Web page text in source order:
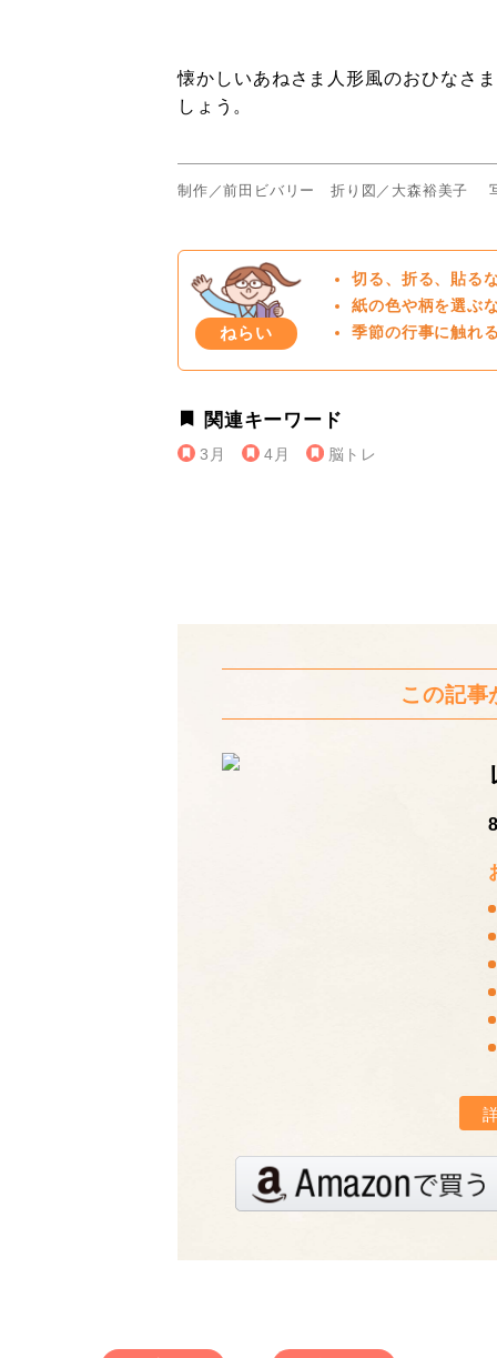
懐かしいあねさま人形風のおひなさ
しょう。
制作／前田ビバリー 折り図／大森裕美子
ねらい
切る、折る、貼る
紙の色や柄を選ぶ
季節の行事に触れ
関連キーワード
3月 4月 脳トレ
この記事